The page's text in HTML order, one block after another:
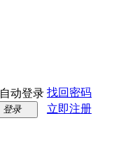
自动登录 找回密码
登录 立即注册